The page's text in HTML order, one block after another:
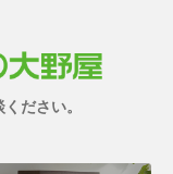
ださい。